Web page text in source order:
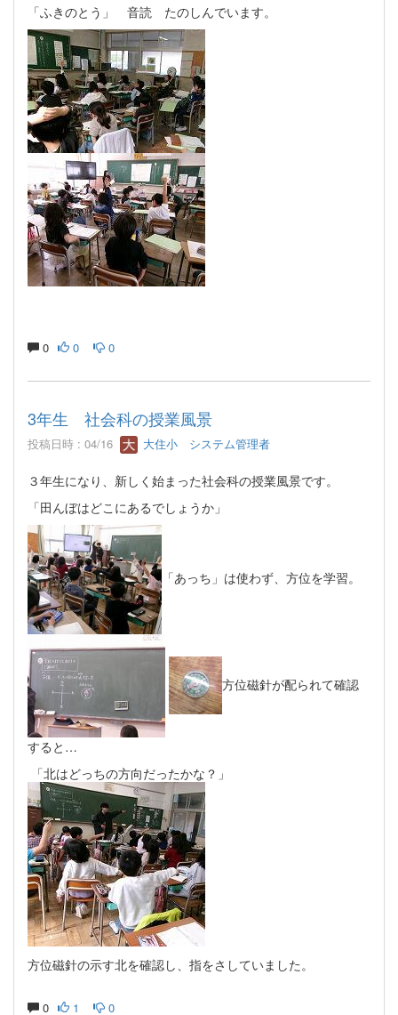
「ふきのとう」 音読 たのしんでいます。
0 0 0
3年生 社会科の授業風景
投稿日時 : 04/16 大住小 システム管理者
３年生になり、新しく始まった社会科の授業風景です。
「田んぼはどこにあるでしょうか」
「あっち」は使わず、方位を学習。
方位磁針が配られて確認
すると…
「北はどっちの方向だったかな？」
方位磁針の示す北を確認し、指をさしていました。
0 1 0